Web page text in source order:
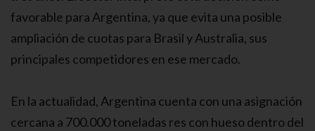
favorable para Argentina, ya que evita una posible
ampliación de cuotas para Brasil y Australia, sus
principales competidores en ese mercado.
En la actualidad, Argentina cuenta con una asignación
cercana a 700.000 toneladas res con hueso dentro del